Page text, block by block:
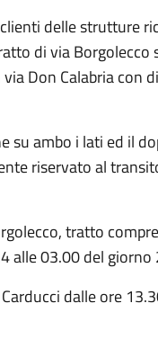
delle strutture
di via
Don Calabria con
ambo i lati ed il
riservato al
tratto
alle 03.00 del giorno
dalle ore